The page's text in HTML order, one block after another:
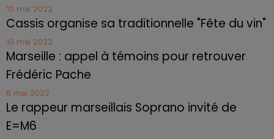
10 mai 2022
Cassis organise sa traditionnelle "Fête du vin"
10 mai 2022
Marseille : appel à témoins pour retrouver
Frédéric Pache
8 mai 2022
Le rappeur marseillais Soprano invité de
E=M6